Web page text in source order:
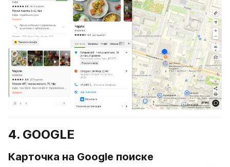
4. GOOGLE
Карточка на Google поиске